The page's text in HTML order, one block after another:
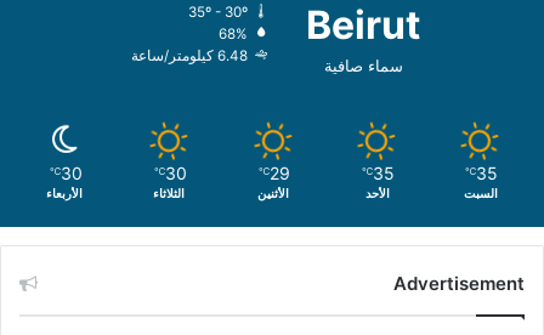
Beirut
سماء صافية
68%
6.48 كيلومتر/ساعة
35
℃
السبت
35
℃
الأحد
29
℃
الأثنين
30
℃
الثلاثاء
30
℃
الأربعاء
Advertisement